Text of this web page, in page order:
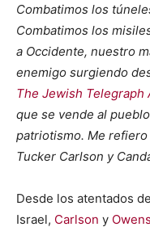
Combatimos los
Combatimos los
a Occidente, nuestro
enemigo surgiendo
The Jewish Telegraph
que se vende al
patriotismo. Me
Tucker Carlson y
Desde los atentados
Israel, Carlson y Owens